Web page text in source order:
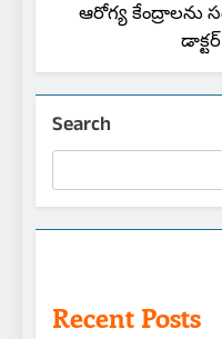
ఆరోగ్య కేంద్రాలను
Search
Recent Posts